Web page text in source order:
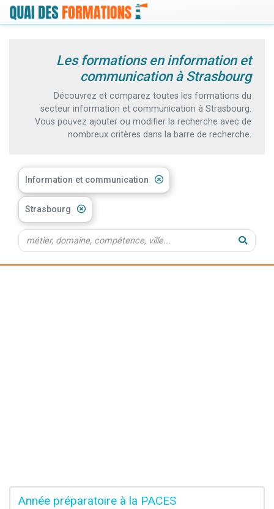
Les formations en information et
communication à Strasbourg
Découvrez et comparez toutes les formations du
secteur information et communication à Strasbourg.
Vous pouvez ajouter ou modifier la recherche avec de
nombreux critères dans la barre de recherche.
Information et communication
Strasbourg
Année préparatoire à la PACES